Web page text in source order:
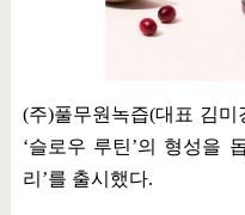
(주)풀무원녹즙(대표 김미
‘슬로우 루틴’의 형성을
리 ’를 출시했다.